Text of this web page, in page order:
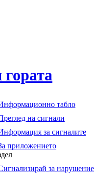
табло
на сигнали
за сигналите
приложението
за нарушение